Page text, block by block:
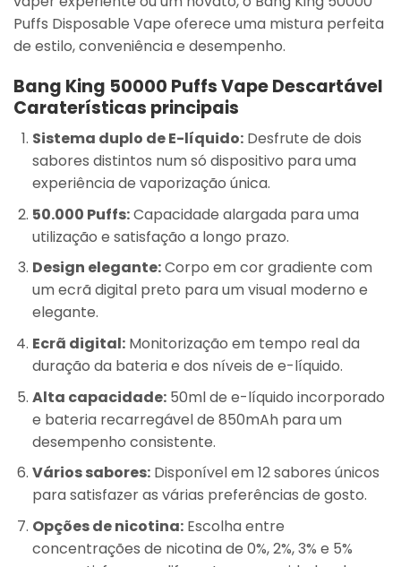
Puffs Disposable Vape oferece uma mistura perfeita
de estilo, conveniência e desempenho.
Bang King 50000 Puffs Vape Descartável
Caraterísticas principais
Sistema duplo de E-líquido:Desfrute de dois
sabores distintos num só dispositivo para uma
experiência de vaporização única.
50.000 Puffs:Capacidade alargada para uma
utilização e satisfação a longo prazo.
Design elegante:Corpo em cor gradiente com
um ecrã digital preto para um visual moderno e
elegante.
Ecrã digital:Monitorização em tempo real da
duração da bateria e dos níveis de e-líquido.
Alta capacidade:50ml de e-líquido incorporado
e bateria recarregável de 850mAh para um
desempenho consistente.
Vários sabores:Disponível em 12 sabores únicos
para satisfazer as várias preferências de gosto.
Opções de nicotina:Escolha entre
concentrações de nicotina de 0%, 2%, 3% e 5%